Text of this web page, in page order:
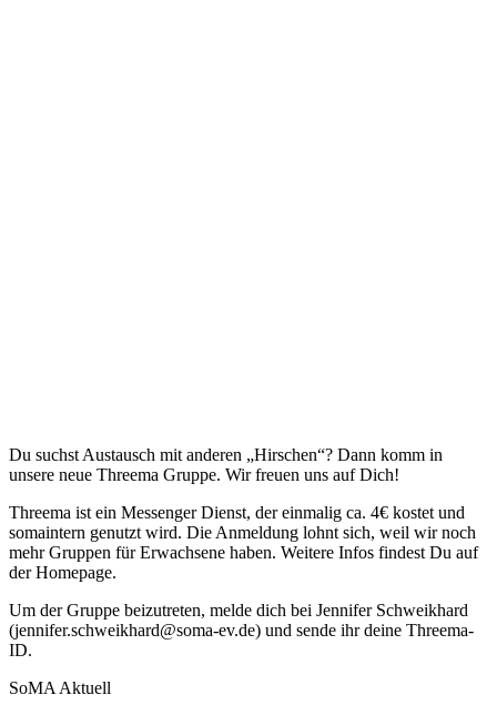
Du suchst Austausch mit anderen „Hirschen“? Dann komm in
unsere neue Threema Gruppe. Wir freuen uns auf Dich!
Threema ist ein Messenger Dienst, der einmalig ca. 4€ kostet und
somaintern genutzt wird. Die Anmeldung lohnt sich, weil wir noch
mehr Gruppen für Erwachsene haben. Weitere Infos findest Du auf
der Homepage.
Um der Gruppe beizutreten, melde dich bei Jennifer Schweikhard
(jennifer.schweikhard@soma-ev.de) und sende ihr deine Threema-
ID.
SoMA Aktuell